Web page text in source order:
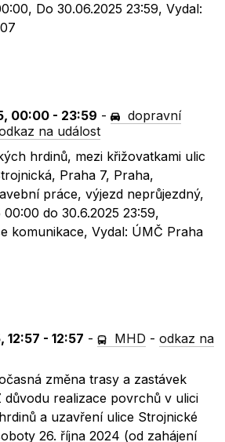
Do 30.06.2025 23:59, Vydal:
00:00 - 23:59 -
dopravní
na událost
hrdinů, mezi křižovatkami ulic
Praha 7, Praha,
práce, výjezd neprůjezdný,
00:00 do 30.6.2025 23:59,
komunikace, Vydal: ÚMČ Praha
12:57 - 12:57 - MHD -odkaz na
změna trasy a zastávek
důvodu realizace povrchů v ulici
a uzavření ulice Strojnické
26. října 2024 (od zahájení